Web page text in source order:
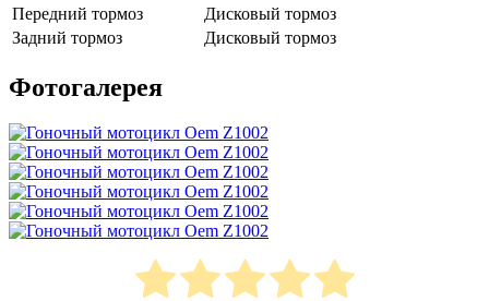
Передний тормоз
Дисковый тормоз
Задний тормоз
Дисковый тормоз
Фотогалерея